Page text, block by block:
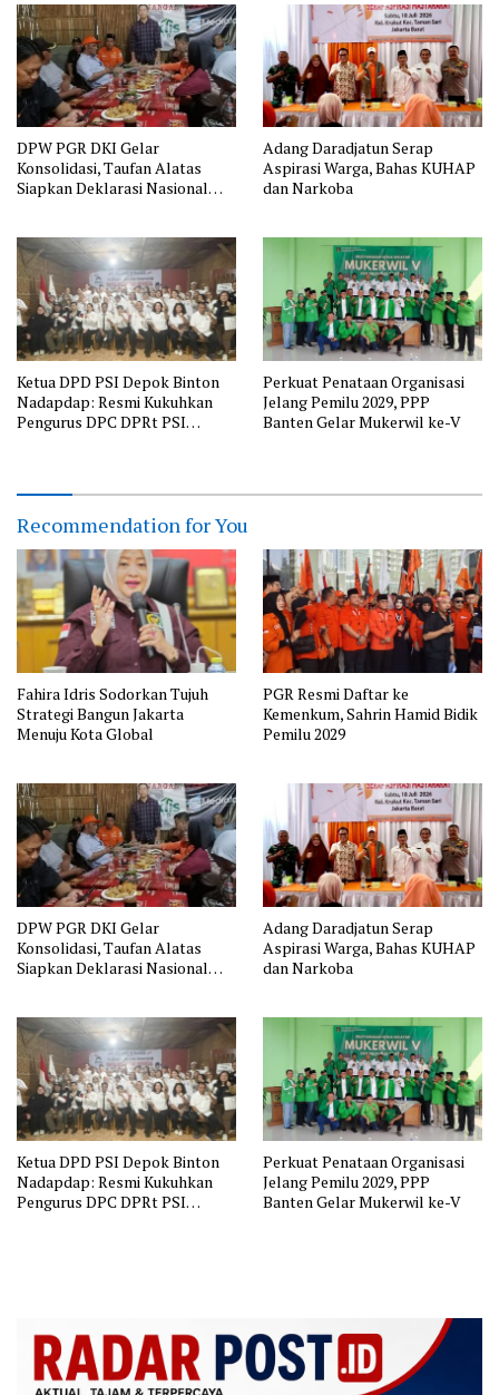
DPW PGR DKI Gelar
Konsolidasi, Taufan Alatas
Siapkan Deklarasi Nasional
Adang Daradjatun Serap
Aspirasi Warga, Bahas KUHAP
dan Narkoba
Ketua DPD PSI Depok Binton
Nadapdap: Resmi Kukuhkan
Pengurus DPC DPRt PSI
Perkuat Penataan Organisasi
Jelang Pemilu 2029, PPP
Banten Gelar Mukerwil ke-V
Recommendation for You
Fahira Idris Sodorkan Tujuh
Strategi Bangun Jakarta
Menuju Kota Global
PGR Resmi Daftar ke
Kemenkum, Sahrin Hamid Bidik
Pemilu 2029
DPW PGR DKI Gelar
Konsolidasi, Taufan Alatas
Siapkan Deklarasi Nasional
Adang Daradjatun Serap
Aspirasi Warga, Bahas KUHAP
dan Narkoba
Ketua DPD PSI Depok Binton
Nadapdap: Resmi Kukuhkan
Pengurus DPC DPRt PSI
Perkuat Penataan Organisasi
Jelang Pemilu 2029, PPP
Banten Gelar Mukerwil ke-V